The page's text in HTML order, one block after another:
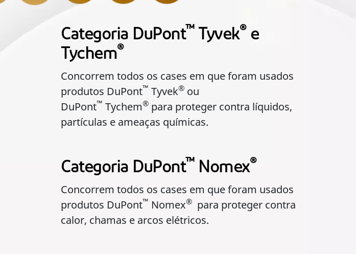
Categoria DuPont™ Tyvek® e
Tychem®
Concorrem todos os cases em que foram usados
produtos DuPont™ Tyvek® ou
DuPont™ Tychem® para proteger contra líquidos,
partículas e ameaças químicas.
Categoria DuPont™ Nomex®
Concorrem todos os cases em que foram usados
produtos DuPont™ Nomex® para proteger contra
calor, chamas e arcos elétricos.